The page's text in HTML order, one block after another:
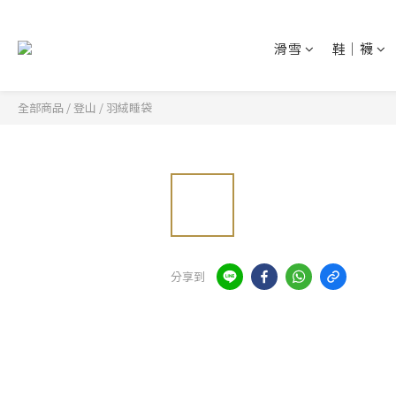
滑雪 鞋│襪
全部商品 / 登山 / 羽絨睡袋
分享到